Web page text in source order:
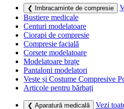
❮ Imbracaminte de compresie
Bustiere medicale
Centuri modelatoare
Ciorapi de compresie
Compresie facială
Corsete modelatoare
Modelatoare brațe
Pantaloni modelatori
Veste și Costume Compresive
Articole pentru bărbați
❮ Aparatură medicală
Vezi